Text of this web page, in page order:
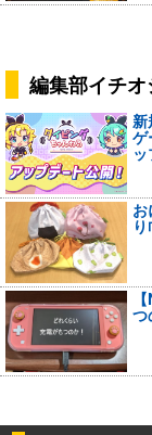
編集部イチオ
新
ゲ
つ